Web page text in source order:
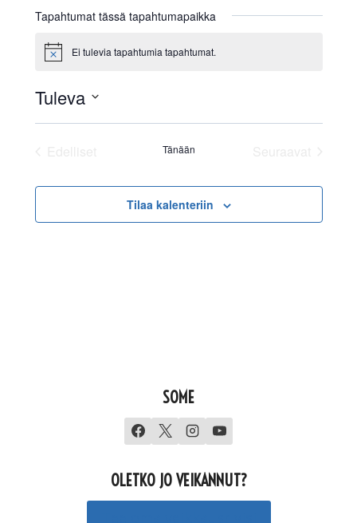
Tapahtumat tässä tapahtumapaikka
Notice Ei tulevia tapahtumia tapahtumat.
Tuleva
Valitse
Tänään
Tilaa kalenteriin
SOME
OLETKO JO VEIKANNUT?